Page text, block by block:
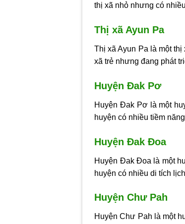
thị xã nhỏ nhưng có
Thị xã Ayun Pa
Thị xã Ayun Pa là một
xã trẻ nhưng đang phát
Huyện Đak Pơ
Huyện Đak Pơ là một
huyện có nhiều tiềm
Huyện Đak Đoa
Huyện Đak Đoa là một
huyện có nhiều di tích
Huyện Chư Pah
Huyện Chư Pah là một